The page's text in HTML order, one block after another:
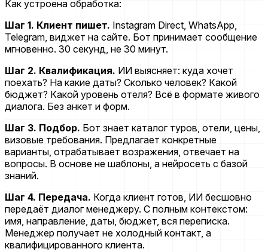
Как устроена обработка:
Шаг 1. Клиент пишет. Instagram Direct, WhatsApp,
Telegram, виджет на сайте. Бот принимает сообщение
мгновенно. 30 секунд, не 30 минут.
Шаг 2. Квалификация. ИИ выясняет: куда хочет
поехать? На какие даты? Сколько человек? Какой
бюджет? Какой уровень отеля? Всё в формате живого
диалога. Без анкет и форм.
Шаг 3. Подбор. Бот знает каталог туров, отели, цены,
визовые требования. Предлагает конкретные
варианты, отрабатывает возражения, отвечает на
вопросы. В основе не шаблоны, а нейросеть с базой
знаний.
Шаг 4. Передача. Когда клиент готов, ИИ бесшовно
передаёт диалог менеджеру. С полным контекстом:
имя, направление, даты, бюджет, вся переписка.
Менеджер получает не холодный контакт, а
квалифицированного клиента.